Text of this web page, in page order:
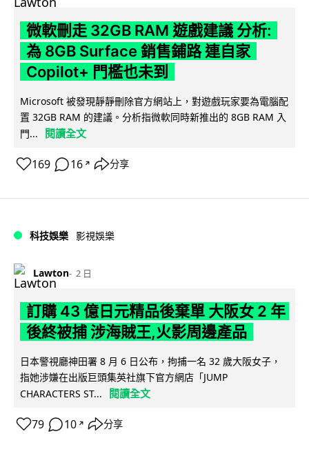
微軟刪走 32GB RAM 遊戲建議 分析:
為 8GB Surface 銷售鋪路 連自家
Copilot+ 門檻也未到
Microsoft 被發現靜靜刪除官方網站上，對遊戲玩家要為電腦配
置 32GB RAM 的建議。分析指微軟同時新推出的 8GB RAM 入
門...
閱讀全文
169 16 ↗ 分享
科技娛樂 影視娛樂
Lawton 2 日
訂購 43 億日元精品後棄單 大阪女 2 年
後終被捕 涉海賊王,火影周邊產品
日本警視廳神田署 8 月 6 日公布，拘捕一名 32 歲大阪女子，
指她涉嫌在出版巨頭集英社旗下官方網店「JUMP
CHARACTERS ST...
閱讀全文
79 10 ↗ 分享